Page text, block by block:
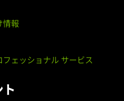
情報
ェッショナル サービス